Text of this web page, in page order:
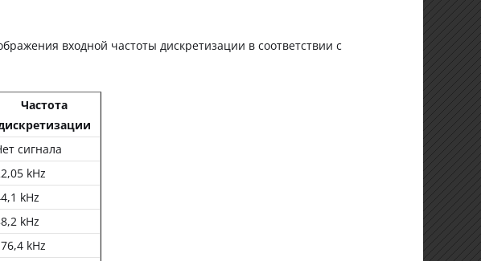
входной частоты дискретизации в соответствии с
Частота
сигнала
kHz
kHz
kHz
kHz